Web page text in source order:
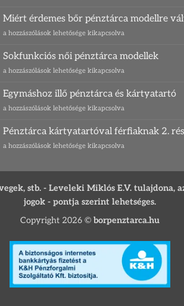
Magyarország
zsákmányhala
egy
különleges
bejegyzéshez
Miért érdemes bőr pénztárca modellre
Miért
bőr
modellre
bejegyzéshez
a hozzászólások lehetősége kikapcsolva
Sokfunkciós női pénztárca modellek
Sokfunkciós
pénztárca
modellek
bejegyzéshez
a hozzászólások lehetősége kikapcsolva
Egymáshoz illő pénztárca és kártyatartó
Egymáshoz
pénztárca
kártyatartó
a hozzászólások lehetősége kikapcsolva
Pénztárca kártyatartóval férfiaknak 2.
Pénztárca
rész
a hozzászólások lehetősége kikapcsolva
stb. - Leveleki Miklós E.V. tulajdona,
jogok - pontja szerint lehetséges.
Copyright 2026 © borpenztarca.hu